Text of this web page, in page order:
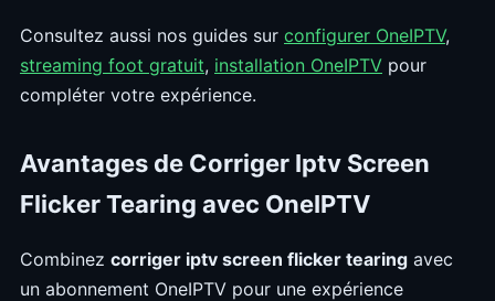
Consultez aussi nos guides sur configurer OneIPTV,
streaming foot gratuit, installation OneIPTV pour
compléter votre expérience.
Avantages de Corriger Iptv Screen
Flicker Tearing avec OneIPTV
Combinez corriger iptv screen flicker tearing avec
un abonnement OneIPTV pour une expérience